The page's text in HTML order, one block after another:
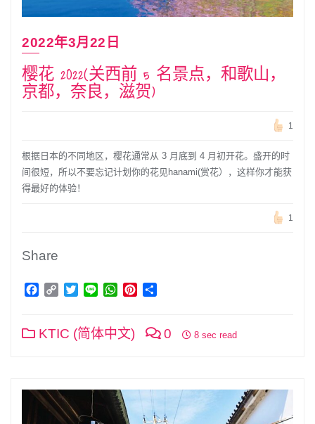
2022年3月22日
樱花 2022(关西前 5 名景点，和歌山，
京都，奈良，滋贺)
1
根据日本的不同地区，樱花通常从 3 月底到 4 月初开花。盛开的时
间很短，所以不要忘记计划你的花见hanami(赏花），这样你才能获
得最好的体验！
1
Share
Facebook
Copy TwitterLine WhatsApp
Pinterest
KTIC (简体中文) 0 8 sec read